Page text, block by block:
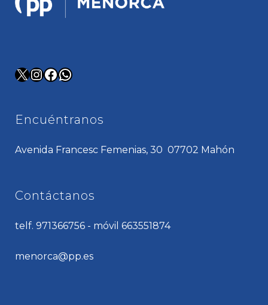
X Instagram
Facebook
WhatsApp
Encuéntranos
Avenida Francesc Femenias, 30 07702 Mahón
Contáctanos
telf. 971366756 - móvil 663551874
menorca@pp.es